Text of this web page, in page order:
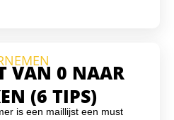
VAN 0 NAAR
(6 TIPS)
is een maillijst een must